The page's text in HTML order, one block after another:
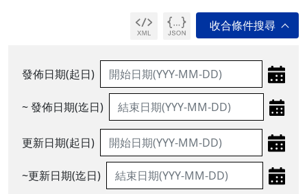
發佈日期(起日)
~ 發佈日期(迄日)
更新日期(起日)
~更新日期(迄日)